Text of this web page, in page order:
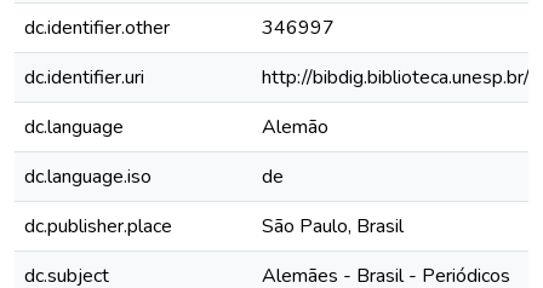
dc.identifier.other
346997
dc.identifier.uri
http://
dc.language
Alemão
dc.language.iso
de
dc.publisher.place
São Paulo, Brasil
dc.subject
Alemães - Brasil - Periódicos